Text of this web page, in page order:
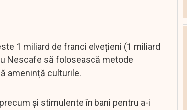
1 miliard de franci elvețieni (1 miliard
Nescafe să folosească metode
amenință culturile.
și stimulente în bani pentru a-i